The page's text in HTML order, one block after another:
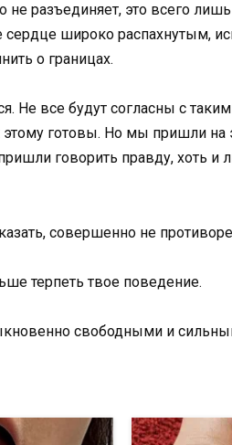
не разъединяет, это всего
широко распахнутым,
о границах.
Не все будут согласны с
этому готовы. Но мы пришли на
говорить правду, хоть и
совершенно не
терпеть твое поведение.
свободными и